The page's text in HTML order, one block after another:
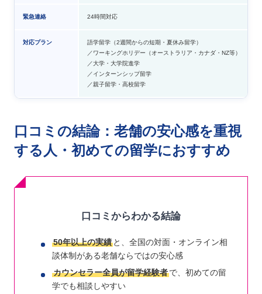
緊急連絡 24時間対応
対応プラン
語学留学（2週間からの短期・夏休み留学）
／ワーキングホリデー（オーストラリア・カナダ・NZ等）
／大学・大学院進学
／インターンシップ留学
／親子留学・高校留学
口コミの結論：老舗の安心感を重視
する人・初めての留学におすすめ
口コミからわかる結論
50年以上の実績と、全国の対面・オンライン相
談体制がある老舗ならではの安心感
カウンセラー全員が留学経験者で、初めての留
学でも相談しやすい